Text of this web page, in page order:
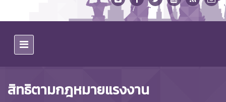
สิทธิตามกฎหมายแรงงาน